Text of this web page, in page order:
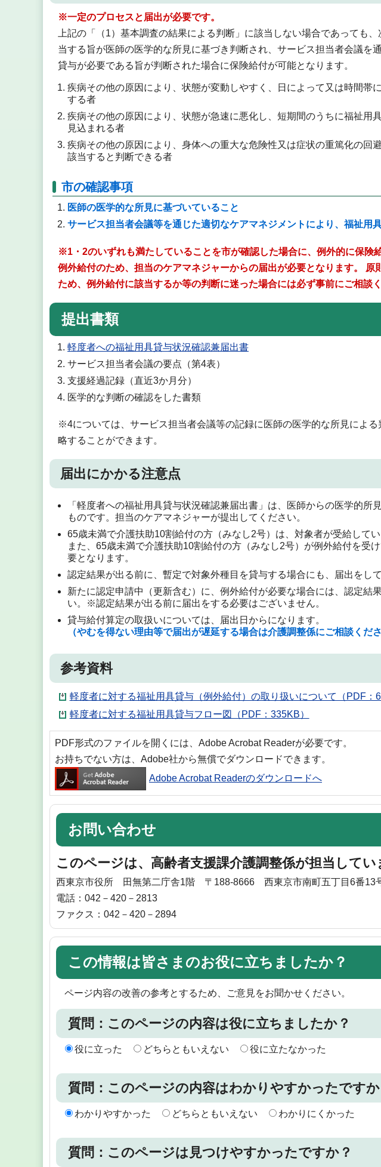
※一定のプロセスと届出が必要です。
上記の「（1）基本調査の結果による判断」に該当しない場合であっても
当する旨が医師の医学的な所見に基づき判断され、サービス担当者会議を
貸与が必要である旨が判断された場合に保険給付が可能となります。
疾病その他の原因により、状態が変動しやすく、日によって又は時間帯
する者
疾病その他の原因により、状態が急速に悪化し、短期間のうちに福祉用
見込まれる者
疾病その他の原因により、身体への重大な危険性又は症状の重篤化の回
該当すると判断できる者
市の確認事項
医師の医学的な所見に基づいていること
サービス担当者会議等を通じた適切なケアマネジメントにより、福祉用
※1・2のいずれも満たしていることを市が確認した場合に、例外的に保険
例外給付のため、担当のケアマネジャーからの届出が必要となります。
原
ため、例外給付に該当するか等の判断に迷った場合には必ず事前にご相談く
提出書類
軽度者への福祉用具貸与状況確認兼届出書
サービス担当者会議の要点（第4表）
支援経過記録（直近3か月分）
医学的な判断の確認をした書類
※4については、サービス担当者会議等の記録に医師の医学的な所見によ
略することができます。
届出にかかる注意点
「軽度者への福祉用具貸与状況確認兼届出書」は、医師からの医学的所
ものです。担当のケアマネジャーが提出してください。
65歳未満で介護扶助10割給付の方（みなし2号）は、対象者が受給して
また、65歳未満で介護扶助10割給付の方（みなし2号）が例外給付を受
要となります。
認定結果が出る前に、暫定で対象外種目を貸与する場合にも、届出をして
新たに認定申請中（更新含む）に、例外給付が必要な場合には、認定結
い。※認定結果が出る前に届出をする必要はございません。
貸与給付算定の取扱いについては、届出日からになります。
（やむを得ない理由等で届出が遅延する場合は介護調整係にご相談くださ
参考資料
軽度者に対する福祉用具貸与（例外給付）の取り扱いについて（PDF：
軽度者に対する福祉用具貸与フロー図（PDF：335KB）
PDF形式のファイルを開くには、Adobe Acrobat Readerが必要です。
お持ちでない方は、Adobe社から無償でダウンロードできます。
Adobe Acrobat Readerのダウンロードへ
お問い合わせ
このページは、高齢者支援課介護調整係が担当してい
西東京市役所 田無第二庁舎1階 〒188-8666 西東京市南町五丁目6番13
電話：042－420－2813
ファクス：042－420－2894
この情報は皆さまのお役に立ちましたか？
ページ内容の改善の参考とするため、ご意見をお聞かせください。
質問：このページの内容は役に立ちましたか？
役に立った どちらともいえない 役に立たなかった
質問：このページの内容はわかりやすかったですか
わかりやすかった どちらともいえない わかりにくかった
質問：このページは見つけやすかったですか？